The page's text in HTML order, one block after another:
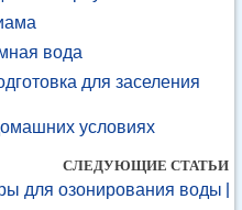
вода
для заселения
условиях
СЛЕДУЮЩИЕ СТАТЬИ
для озонирования воды